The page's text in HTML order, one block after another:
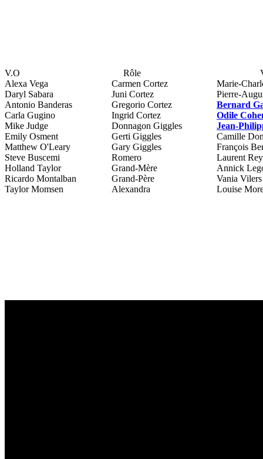
V.O Rôle
Alexa Vega
Carmen Cortez
Marie-
Daryl Sabara
Juni Cortez
Pierre-
Antonio Banderas
Gregorio Cortez
Bernard
Carla Gugino
Ingrid Cortez
Odile
Mike Judge
Donnagon Giggles
Jean-
Emily Osment
Gerti Giggles
Camille
Matthew O'Leary
Gary Giggles
François
Steve Buscemi
Romero
Laurent Rey
Holland Taylor
Grand-Mère
Annick
Ricardo Montalban
Grand-Père
Vania Vilers
Taylor Momsen
Alexandra Louise